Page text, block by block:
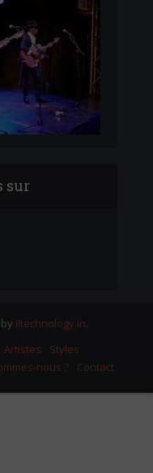
sur
iItechnology.in.
Artistes
Styles
nous ? Contact